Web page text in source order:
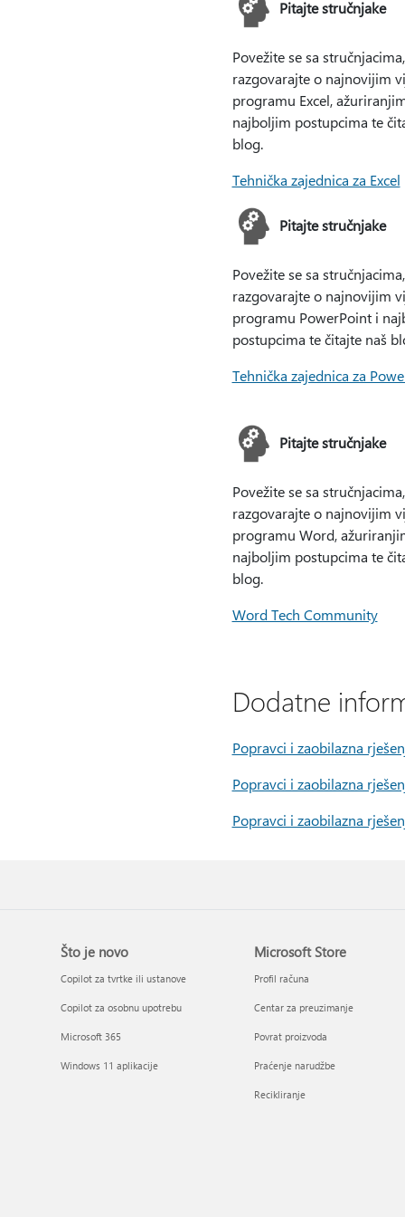
Pitajte stručnjake
Povežite se sa stručnjacima,
razgovarajte o najnovijim
programu Excel,
najboljim postupcima te
blog.
Tehnička zajednica za Excel
Pitajte stručnjake
Povežite se sa stručnjacima,
razgovarajte o najnovijim
programu PowerPoint i
postupcima te čitajte naš
Tehnička zajednica za
Pitajte stručnjake
Povežite se sa stručnjacima,
razgovarajte o najnovijim
programu Word,
najboljim postupcima te
blog.
Word Tech Community
Dodatne
Popravci i zaobilazna
Popravci i zaobilazna
Popravci i zaobilazna
Što je novo
Copilot za tvrtke ili ustanove
Copilot za osobnu upotrebu
Microsoft 365
Windows 11 aplikacije
Microsoft Store
Profil računa
Centar za preuzimanje
Povrat proizvoda
Praćenje narudžbe
Recikliranje